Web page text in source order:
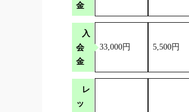
金
入
会
金
33,000円 5,500円
レ
ッ